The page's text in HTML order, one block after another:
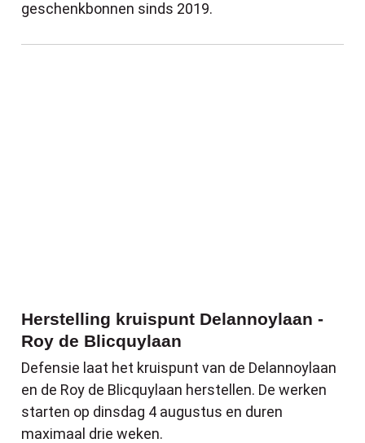
geschenkbonnen sinds 2019.
Herstelling kruispunt Delannoylaan -
Roy de Blicquylaan
Defensie laat het kruispunt van de Delannoylaan
en de Roy de Blicquylaan herstellen. De werken
starten op dinsdag 4 augustus en duren
maximaal drie weken.